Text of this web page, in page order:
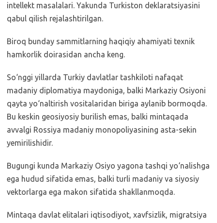
intellekt masalalari. Yakunda Turkiston deklaratsiyasini
qabul qilish rejalashtirilgan.
Biroq bunday sammitlarning haqiqiy ahamiyati texnik
hamkorlik doirasidan ancha keng.
So‘nggi yillarda Turkiy davlatlar tashkiloti nafaqat
madaniy diplomatiya maydoniga, balki Markaziy Osiyoni
qayta yo‘naltirish vositalaridan biriga aylanib bormoqda.
Bu keskin geosiyosiy burilish emas, balki mintaqada
avvalgi Rossiya madaniy monopoliyasining asta-sekin
yemirilishidir.
Bugungi kunda Markaziy Osiyo yagona tashqi yo‘nalishga
ega hudud sifatida emas, balki turli madaniy va siyosiy
vektorlarga ega makon sifatida shakllanmoqda.
Mintaqa davlat elitalari iqtisodiyot, xavfsizlik, migratsiya